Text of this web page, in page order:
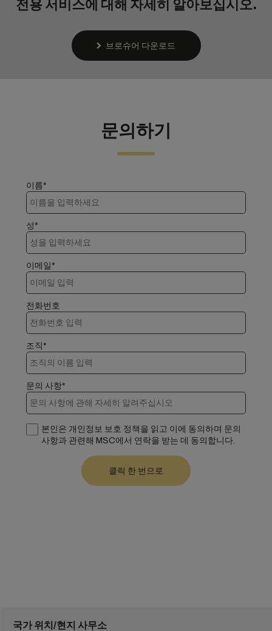
전용 서비스에 대해 자세히 알아보십시오.
브로슈어 다운로드
문의하기
이름*
성*
이메일*
전화번호
조직*
문의 사항*
본인은 개인정보 보호 정책을 읽고 이에 동의하며 문의
사항과 관련해 MSC에서 연락을 받는 데 동의합니다.
국가 위치/현지 사무소